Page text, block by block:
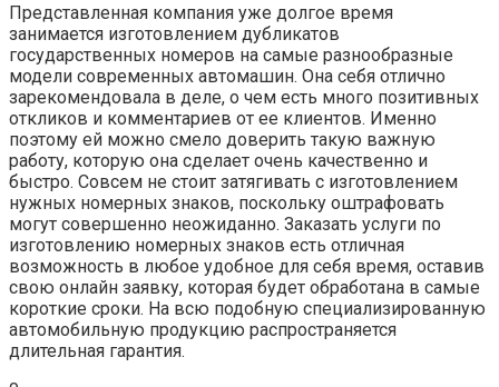
Представленная компания уже долгое время
занимается изготовлением дубликатов
государственных номеров на самые разнообразные
модели современных автомашин. Она себя отлично
зарекомендовала в деле, о чем есть много позитивных
откликов и комментариев от ее клиентов. Именно
поэтому ей можно смело доверить такую важную
работу, которую она сделает очень качественно и
быстро. Совсем не стоит затягивать с изготовлением
нужных номерных знаков, поскольку оштрафовать
могут совершенно неожиданно. Заказать услуги по
изготовлению номерных знаков есть отличная
возможность в любое удобное для себя время, оставив
свою онлайн заявку, которая будет обработана в самые
короткие сроки. На всю подобную специализированную
автомобильную продукцию распространяется
длительная гарантия.